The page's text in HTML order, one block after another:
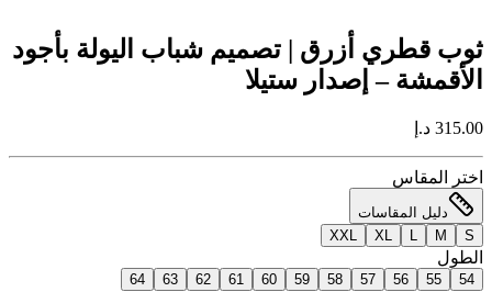
ثوب قطري أزرق | تصميم شباب اليولة بأجود
الأقمشة – إصدار ستيلا
315.00 د.إ
اختر المقاس
دليل المقاسات
S
M
XL
XXL
الطول
54
55
56
57
58
59
60
61
62
63
64